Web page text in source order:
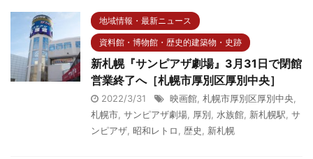
地域情報・最新ニュース
資料館・博物館・歴史的建築物・史跡
新札幌『サンピアザ劇場』3月31日で閉館
営業終了へ［札幌市厚別区厚別中央］
2022/3/31 映画館, 札幌市厚別区厚別中央,
札幌市, サンピアザ劇場, 厚別, 水族館, 新札幌駅, サ
ンピアザ, 昭和レトロ, 歴史, 新札幌